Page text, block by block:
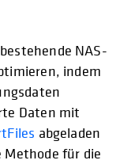
NAS-
indem
Daten mit
abgeladen
Methode für die